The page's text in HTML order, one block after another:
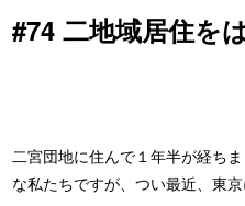
#74 二地域居住を
二宮団地に住んで１年半が経ち
な私たちですが、つい最近、東